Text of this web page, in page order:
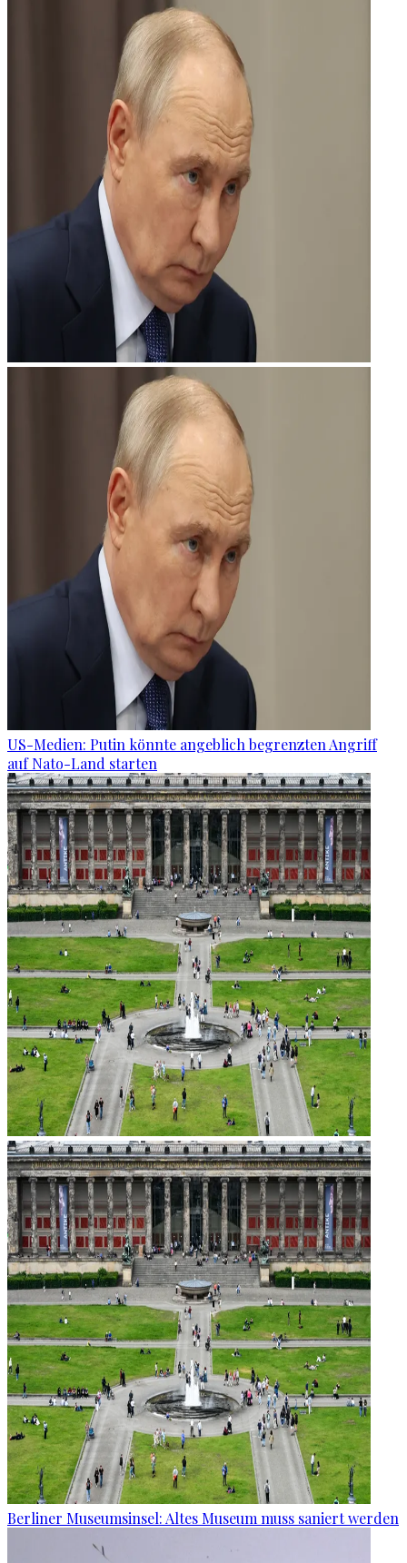
US-Medien: Putin könnte angeblich begrenzten Angriff
auf Nato-Land starten
Berliner Museumsinsel: Altes Museum muss saniert werden